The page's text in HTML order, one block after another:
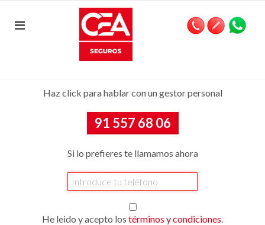
Haz click para hablar con un gestor personal
91 557 68 06
Si lo prefieres te llamamos ahora
He leido y acepto los términos y condiciones.